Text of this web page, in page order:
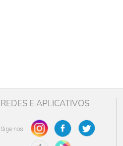
REDES E APLICATIVOS
Siga-nos